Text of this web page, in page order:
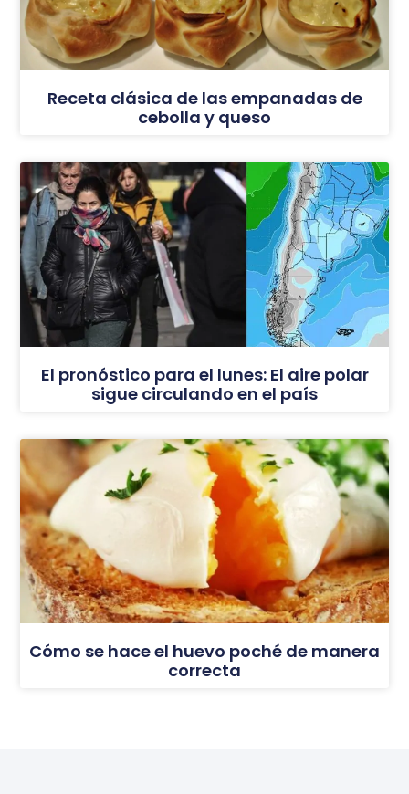
Receta clásica de las empanadas de
cebolla y queso
El pronóstico para el lunes: El aire polar
sigue circulando en el país
Cómo se hace el huevo poché de manera
correcta